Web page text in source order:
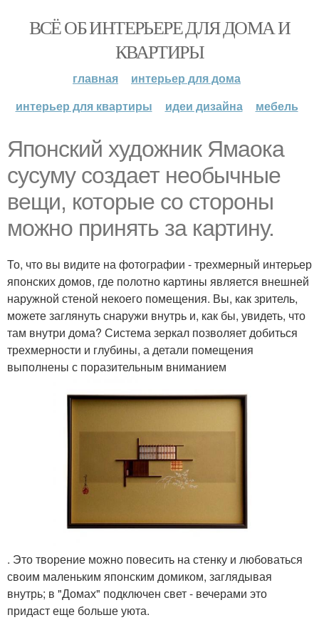
ВСЁ ОБ ИНТЕРЬЕРЕ ДЛЯ ДОМА И
КВАРТИРЫ
главная
интерьер для дома
интерьер для квартиры
идеи дизайна мебель
Японский художник Ямаока
сусуму создает необычные
вещи, которые со стороны
можно принять за картину.
То, что вы видите на фотографии - трехмерный интерьер
японских домов, где полотно картины является внешней
наружной стеной некоего помещения. Вы, как зритель,
можете заглянуть снаружи внутрь и, как бы, увидеть, что
там внутри дома? Система зеркал позволяет добиться
трехмерности и глубины, а детали помещения
выполнены с поразительным вниманием
. Это творение можно повесить на стенку и любоваться
своим маленьким японским домиком, заглядывая
внутрь; в "Домах" подключен свет - вечерами это
придаст еще больше уюта.